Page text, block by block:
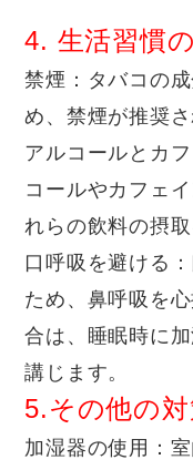
4. 生活習慣
禁煙 ：タバコの
め、禁煙が推奨さ
アルコールとカ
コールやカフェ
れらの飲料の摂取
口呼吸を避ける
ため、鼻呼吸を
合は、睡眠時に
講じます。
5.その他の
加湿器の使用 ：